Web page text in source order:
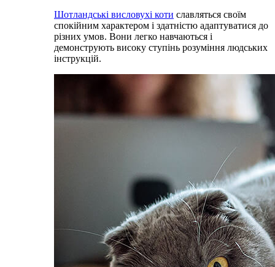
Шотландські висловухі коти славляться своїм
спокійним характером і здатністю адаптуватися до
різних умов. Вони легко навчаються і
демонструють високу ступінь розуміння людських
інструкцій.